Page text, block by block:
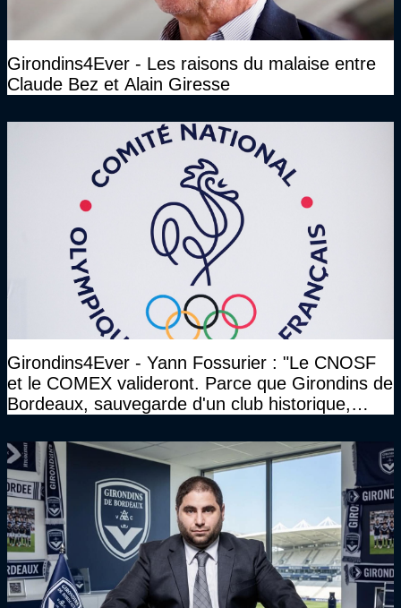
Girondins4Ever - Les raisons du malaise entre
Claude Bez et Alain Giresse
Girondins4Ever - Yann Fossurier : "Le CNOSF
et le COMEX valideront. Parce que Girondins de
Bordeaux, sauvegarde d'un club historique,